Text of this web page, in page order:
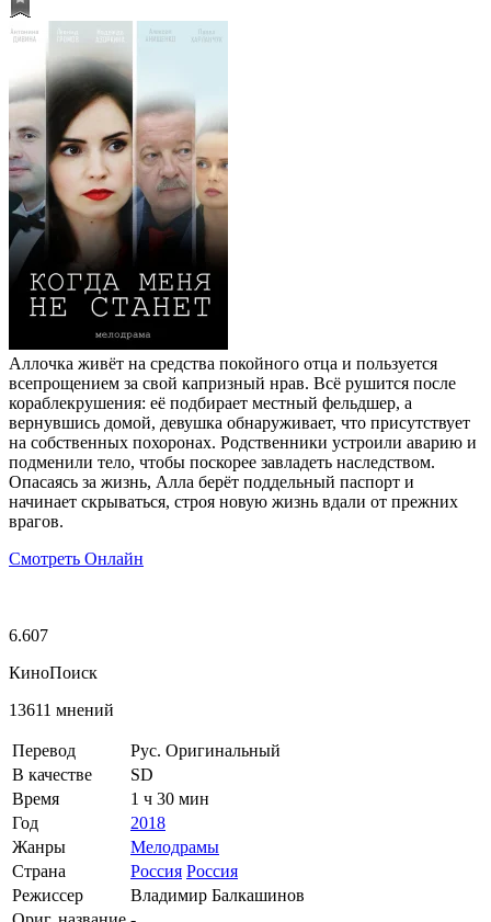
Аллочка живёт на средства покойного отца и пользуется
всепрощением за свой капризный нрав. Всё рушится после
кораблекрушения: её подбирает местный фельдшер, а
вернувшись домой, девушка обнаруживает, что присутствует
на собственных похоронах. Родственники устроили аварию и
подменили тело, чтобы поскорее завладеть наследством.
Опасаясь за жизнь, Алла берёт поддельный паспорт и
начинает скрываться, строя новую жизнь вдали от прежних
врагов.
Смотреть Онлайн
6.607
КиноПоиск
13611 мнений
Перевод
Рус. Оригинальный
В качестве
SD
Время
1 ч 30 мин
Год
2018
Жанры
Мелодрамы
Страна
Россия Россия
Режиссер
Владимир Балкашинов